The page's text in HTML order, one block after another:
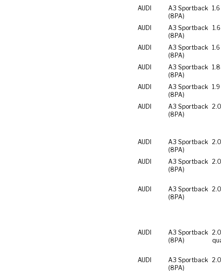
AUDI
A3 Sportback
(8PA)
1.6
AUDI
A3 Sportback
(8PA)
AUDI
A3 Sportback
(8PA)
AUDI
A3 Sportback
(8PA)
AUDI
A3 Sportback
(8PA)
AUDI
A3 Sportback
(8PA)
AUDI
A3 Sportback
(8PA)
AUDI
A3 Sportback
(8PA)
AUDI
A3 Sportback
(8PA)
AUDI
A3 Sportback
(8PA)
AUDI
A3 Sportback
(8PA)